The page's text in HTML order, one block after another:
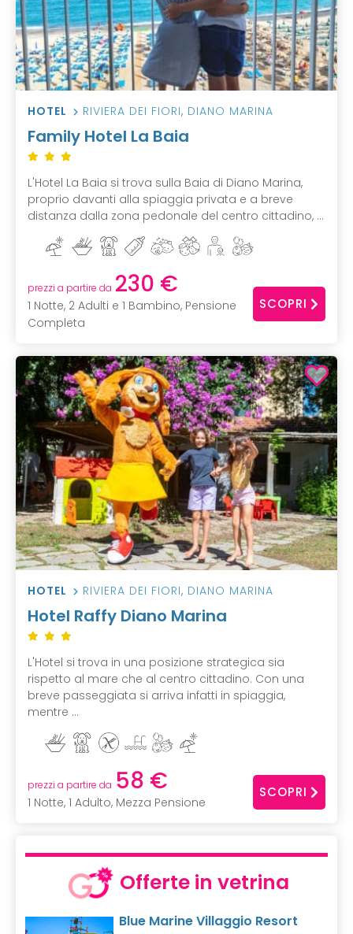
HOTEL RIVIERA DEI FIORI, DIANO MARINA
Family Hotel La Baia
L'Hotel La Baia si trova sulla Baia di Diano Marina,
proprio davanti alla spiaggia privata e a breve
distanza dalla zona pedonale del centro cittadino, ...
prezzi a partire da 230 €
1 Notte, 2 Adulti e 1 Bambino, Pensione
Completa
SCOPRI
HOTEL RIVIERA DEI FIORI, DIANO MARINA
Hotel Raffy Diano Marina
L'Hotel si trova in una posizione strategica sia
rispetto al mare che al centro cittadino. Con una
breve passeggiata si arriva infatti in spiaggia,
mentre ...
prezzi a partire da 58 €
1 Notte, 1 Adulto, Mezza Pensione
SCOPRI
Offerte in vetrina
Blue Marine Villaggio Resort